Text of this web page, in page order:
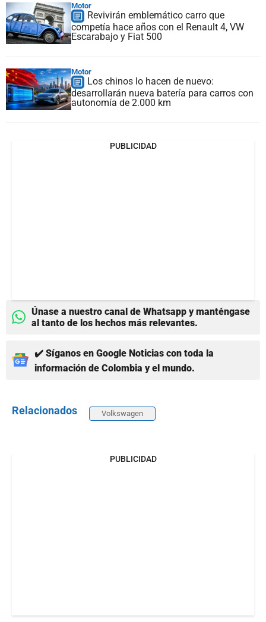
Motor
Revivirán emblemático carro que
competía hace años con el Renault 4, VW
Escarabajo y Fiat 500
Motor
Los chinos lo hacen de nuevo:
desarrollarán nueva batería para carros con
autonomía de 2.000 km
PUBLICIDAD
Únase a nuestro canal de Whatsapp y manténgase
al tanto de los hechos más relevantes.
✔️ Síganos en Google Noticias con toda la
información de Colombia y el mundo.
Relacionados Volkswagen
PUBLICIDAD